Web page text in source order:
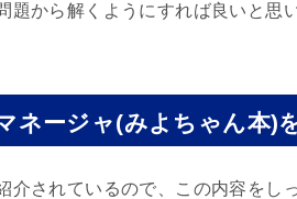
から解くようにすれば良いと思い
ネージャ(みよちゃん本)
されているので、この内容をし